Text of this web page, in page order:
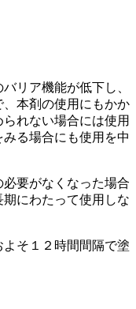
リア機能が低下し、
本剤の使用にもかか
れない場合には使用
る場合にも使用を中
要がなくなった場合
にわたって使用しな
そ１２時間間隔で塗